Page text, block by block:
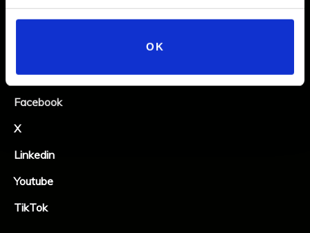
OK
Instagram
Facebook
X
Linkedin
Youtube
TikTok